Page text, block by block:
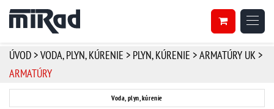
ÚVOD >VODA, PLYN, KÚRENIE > PLYN, KÚRENIE >ARMATÚRY UK >
ARMATÚRY
Voda, plyn, kúrenie